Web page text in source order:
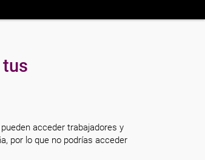
acceder trabajadores y
por lo que no podrías acceder